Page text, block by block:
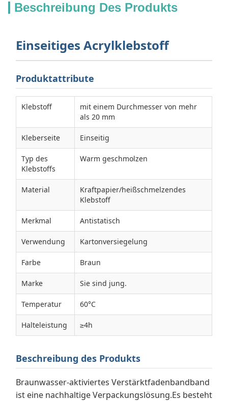
Beschreibung Des Produkts
Einseitiges Acrylklebstoff
Produktattribute
Klebstoff
mit einem Durchmesser von mehr
als 20 mm
Kleberseite Einseitig
Typ des
Klebstoffs
Warm geschmolzen
Material
Kraftpapier/heißschmelzendes
Klebstoff
Merkmal Antistatisch
Verwendung Kartonversiegelung
Farbe Braun
Marke Sie sind jung.
Temperatur 60°C
Halteleistung ≥4h
Beschreibung des Produkts
Braunwasser-aktiviertes Verstärktfadenbandband
ist eine nachhaltige Verpackungslösung.Es besteht